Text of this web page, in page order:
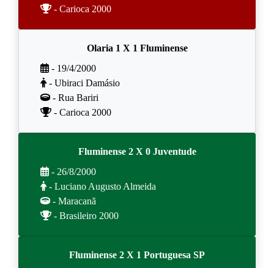
- Carioca 2000
Olaria 1 X 1 Fluminense
- 19/4/2000
- Ubiraci Damásio
- Rua Bariri
- Carioca 2000
Fluminense 2 X 0 Juventude
- 26/8/2000
- Luciano Augusto Almeida
- Maracanã
- Brasileiro 2000
Fluminense 2 X 1 Portuguesa SP